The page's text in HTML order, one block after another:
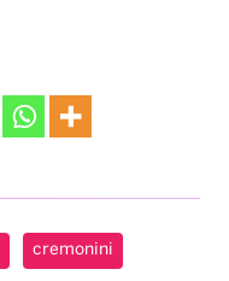
cremonini